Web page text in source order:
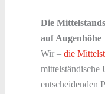
Die
auf Augenhöhe
Wir – die
mittelständische
entscheidenden